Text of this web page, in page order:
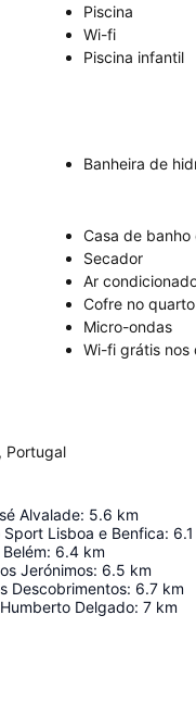
Piscina
Wi-fi
Piscina infantil
Banheira de
Casa de
Secador
Ar
Cofre no quarto
Micro-ondas
Wi-fi grátis nos
Portugal
Alvalade: 5.6 km
Sport Lisboa e Benfica: 6.1
: 6.4 km
Jerónimos: 6.5 km
Descobrimentos: 6.7 km
Delgado: 7 km